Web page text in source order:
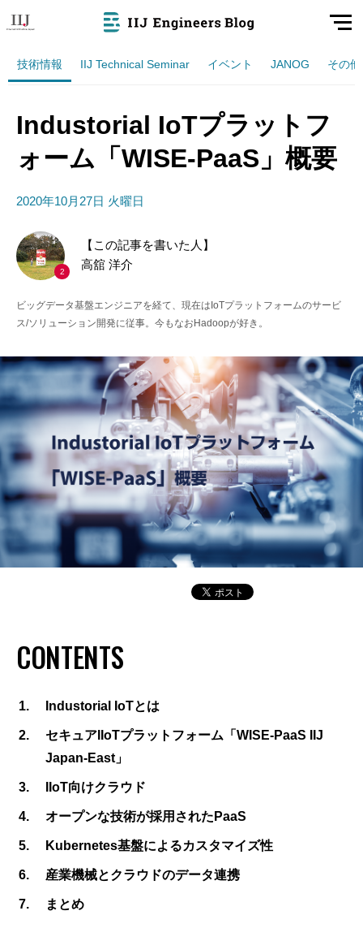
技術情報 IIJ Technical Seminar イベント JANOG その他
Industorial IoTプラットフ
ォーム「WISE-PaaS」概要
2020年10月27日 火曜日
2
【この記事を書いた人】
高舘 洋介
ビッグデータ基盤エンジニアを経て、現在はIoTプラットフォームのサービ
ス/ソリューション開発に従事。今もなおHadoopが好き。
CONTENTS
Industorial IoTとは
セキュアIIoTプラットフォーム「WISE-PaaS IIJ
Japan-East」
IIoT向けクラウド
オープンな技術が採用されたPaaS
Kubernetes基盤によるカスタマイズ性
産業機械とクラウドのデータ連携
まとめ